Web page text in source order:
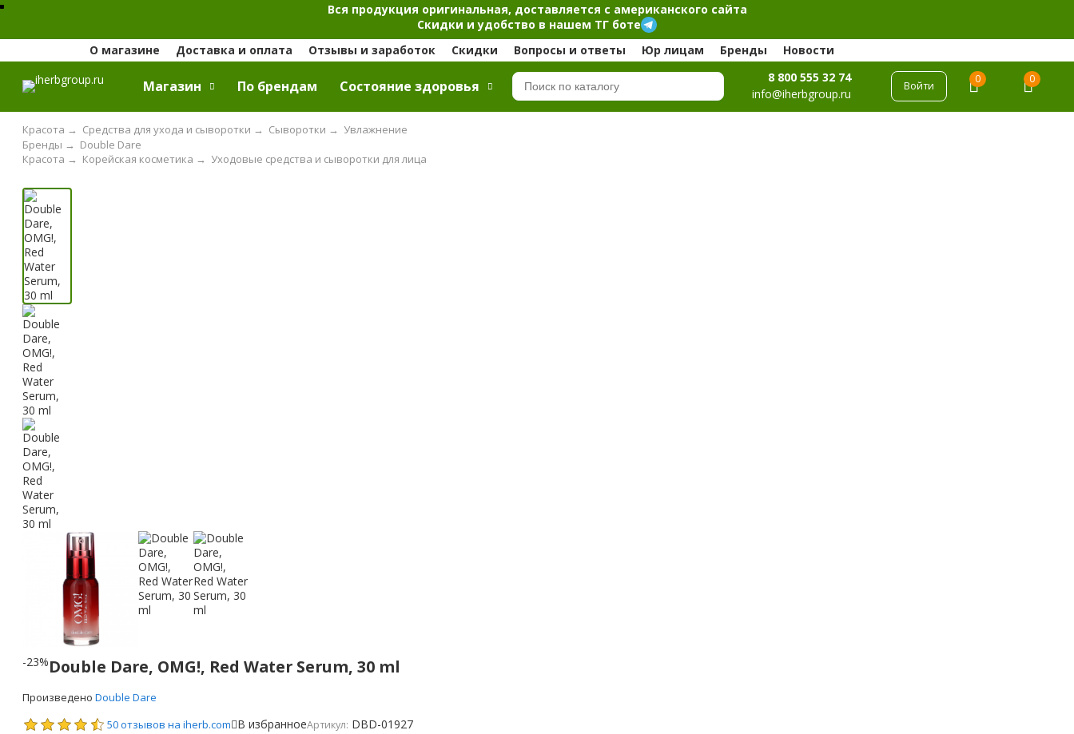
Вся продукция оригинальная, доставляется с американского сайта
Скидки и удобство в нашем ТГ боте
О магазине
Доставка и оплата Отзывы и заработок Скидки Вопросы и ответы Юр лицам Бренды Новости
Магазин По брендам Cостояние здоровья
8 800 555 32 74
info@iherbgroup.ru
Войти
0 0
Красота → Средства для ухода и сыворотки → Сыворотки → Увлажнение
Double Dare
Бренды →
Уходовые средства и сыворотки для лица
Корейская косметика →
Красота →
-23%Double Dare, OMG!, Red Water Serum, 30 ml
Произведено Double Dare
50 отзывов на iherb.com В избранноеАртикул: DBD-01927